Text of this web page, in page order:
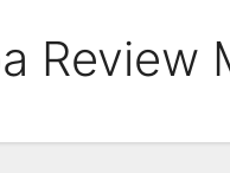
Review